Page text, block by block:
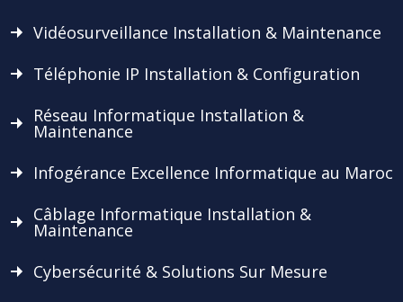
Vidéosurveillance Installation & Maintenance
Téléphonie IP Installation & Configuration
Réseau Informatique Installation &
Maintenance
Infogérance Excellence Informatique au Maroc
Câblage Informatique Installation &
Maintenance
Cybersécurité & Solutions Sur Mesure